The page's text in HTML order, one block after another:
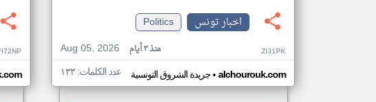
اخبار تونس
Politics
Aug 05, 2026
منذ ٣ أيام ZI31PK
جريدة الشروق التونسية• alchourouk.com عدد الكلمات: ١٣٣